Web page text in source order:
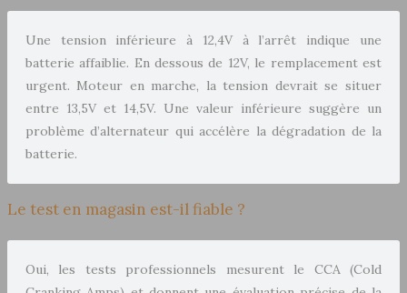
Une tension inférieure à 12,4V à l’arrêt indique une
batterie affaiblie. En dessous de 12V, le remplacement est
urgent. Moteur en marche, la tension devrait se situer
entre 13,5V et 14,5V. Une valeur inférieure suggère un
problème d’alternateur qui accélère la dégradation de la
batterie.
Le test en magasin est-il fiable ?
Oui, les tests professionnels mesurent le CCA (Cold